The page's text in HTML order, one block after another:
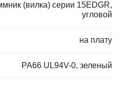
(вилка) серии 15EDGR,
угловой
на плату
PA66 UL94V-0, зеленый